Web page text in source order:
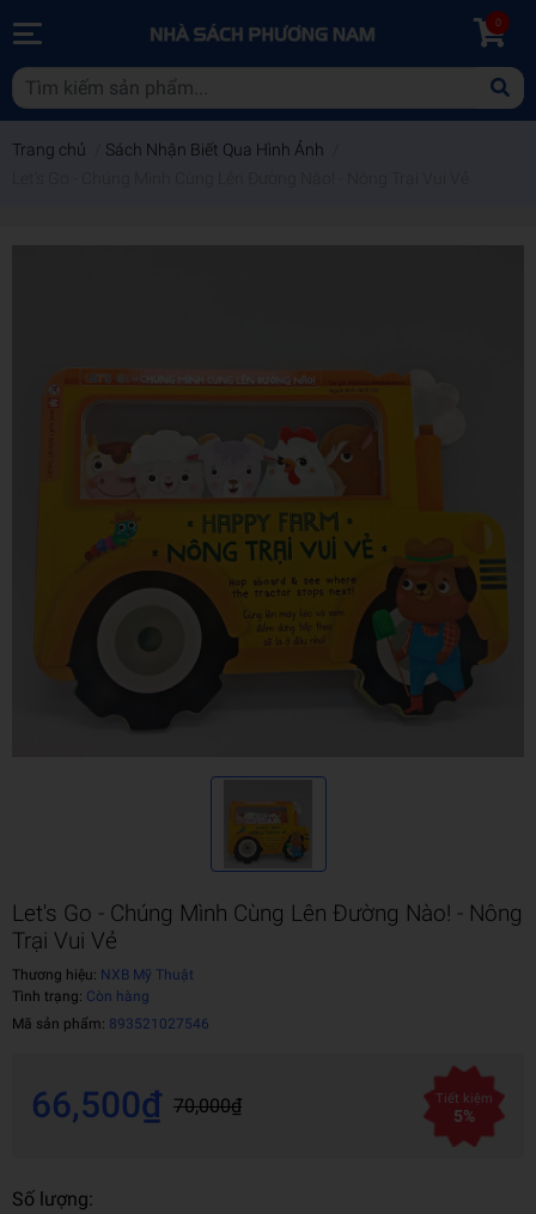
0
Trang chủ Sách Nhận Biết Qua Hình Ảnh
Let's Go - Chúng Mình Cùng Lên Đường Nào! - Nông
Trại Vui Vẻ
Thương hiệu: NXB Mỹ Thuật
Tình trạng: Còn hàng
Mã sản phẩm: 893521027546
66,500₫ 70,000₫ Tiết kiệm
5%
Số lượng: